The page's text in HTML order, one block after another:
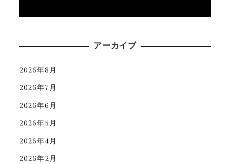
アーカイブ
2026年8月
2026年7月
2026年6月
2026年5月
2026年4月
2026年2月